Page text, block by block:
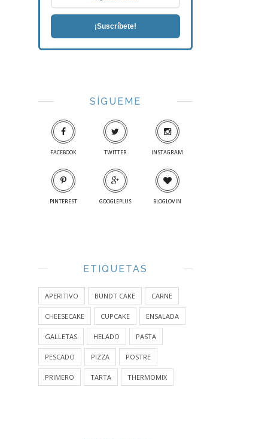
¡Suscríbete!
SÍGUEME
FACEBOOK TWITTER INSTAGRAM
PINTEREST GOOGLEPLUS BLOGLOVIN
ETIQUETAS
APERITIVO BUNDT CAKE CARNE
CHEESECAKE CUPCAKE ENSALADA
GALLETAS HELADO PASTA
PESCADO PIZZA POSTRE
PRIMERO TARTA THERMOMIX